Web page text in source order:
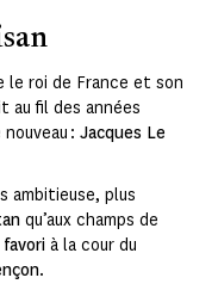
le roi de France et son
au fil des années
: Jacques Le
ambitieuse, plus
qu’aux champs de
favori à la cour du
.